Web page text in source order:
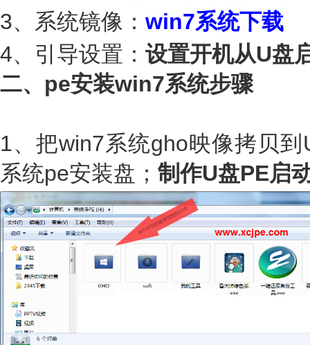
3、系统镜像： win7系统下载
4、引导设置： 设置开机从U盘
二、pe安装win7系统步骤
1、把win7系统gho映像拷贝
系统pe安装盘； 制作U盘PE启